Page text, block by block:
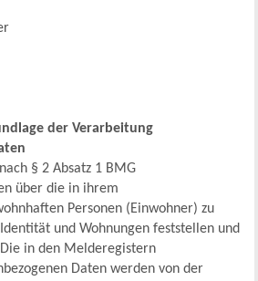
der Verarbeitung
§ 2 Absatz 1 BMG
über die in ihrem
Personen (Einwohner) zu
und Wohnungen feststellen und
in den Melderegistern
Daten werden von der